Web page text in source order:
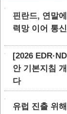
핀란드, 연말
력망 이어 통
[2026
안 기본지침
다
유럽 진출 위